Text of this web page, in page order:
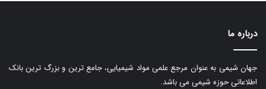
درباره ما
جهان شیمی به عنوان مرجع علمی مواد شیمیایی، جامع ترین و بزرگ ترین بانک
اطلاعاتی حوزه شیمی می باشد.